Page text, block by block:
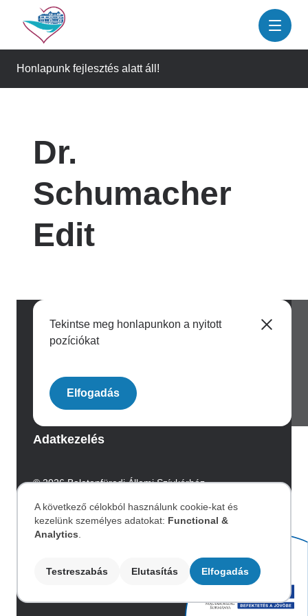
tartalomra
Honlapunk fejlesztés alatt áll!
Dr.
Schumacher
Edit
Tekintse meg honlapunkon a nyitott
pozíciókat
Elfogadás
Archívum
Adatkezelés
© 2026 Balatonfüredi Állami Szívkórház.
Image
Személyes
adatok
A következő célokból használunk cookie-kat és
kezelünk személyes adatokat: Functional &
Analytics
Testreszabás Elutasítás Elfogadás